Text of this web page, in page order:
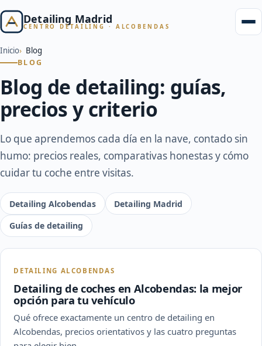
Detailing Madrid
CENTRO DETAILING · ALCOBENDAS
Inicio Blog
BLOG
Blog de detailing: guías,
precios y criterio
Lo que aprendemos cada día en la nave, contado sin
humo: precios reales, comparativas honestas y cómo
cuidar tu coche entre visitas.
Detailing Alcobendas
Detailing Madrid
Guías de detailing
DETAILING ALCOBENDAS
Detailing de coches en Alcobendas: la mejor
opción para tu vehículo
Qué ofrece exactamente un centro de detailing en
Alcobendas, precios orientativos y las cuatro preguntas